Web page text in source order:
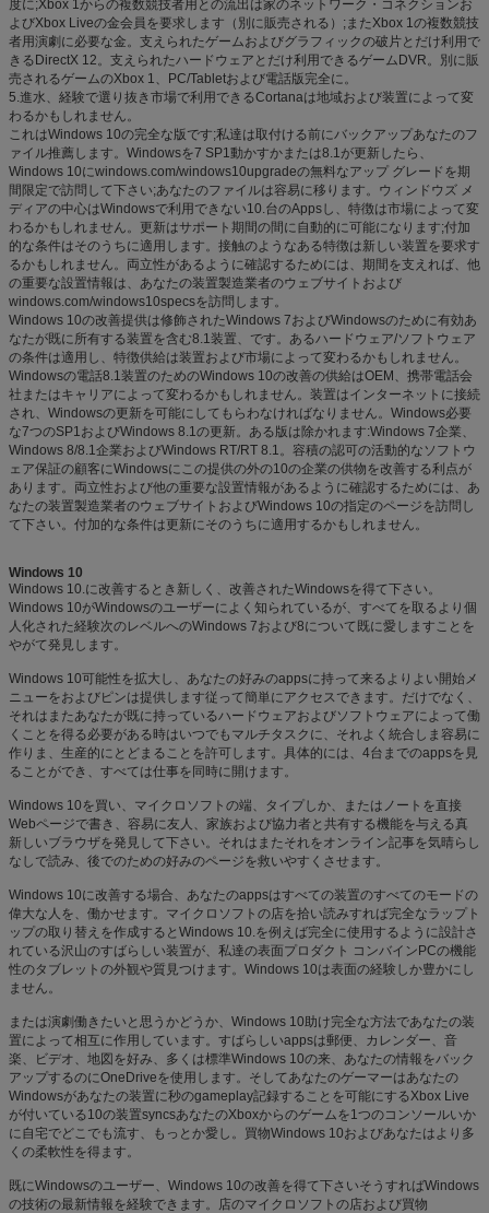
度に;Xbox 1からの複数競技者用との流出は家のネットワーク・コネクションお
よびXbox Liveの金会員を要求します（別に販売される）;またXbox 1の複数競技
者用演劇に必要な金。支えられたゲームおよびグラフィックの破片とだけ利用で
きるDirectX 12。支えられたハードウェアとだけ利用できるゲームDVR。別に販
売されるゲームのXbox 1、PC/Tabletおよび電話版完全に。
5.進水、経験で選り抜き市場で利用できるCortanaは地域および装置によって変
わるかもしれません。
これはWindows 10の完全な版です;私達は取付ける前にバックアップあなたのフ
ァイル推薦します。Windowsを7 SP1動かすかまたは8.1が更新したら、
Windows 10にwindows.com/windows10upgradeの無料なアップ グレードを期
間限定で訪問して下さい;あなたのファイルは容易に移ります。ウィンドウズ メ
ディアの中心はWindowsで利用できない10.台のAppsし、特徴は市場によって変
わるかもしれません。更新はサポート期間の間に自動的に可能になります;付加
的な条件はそのうちに適用します。接触のようなある特徴は新しい装置を要求す
るかもしれません。両立性があるように確認するためには、期間を支えれば、他
の重要な設置情報は、あなたの装置製造業者のウェブサイトおよび
windows.com/windows10specsを訪問します。
Windows 10の改善提供は修飾されたWindows 7およびWindowsのために有効あ
なたが既に所有する装置を含む8.1装置、です。あるハードウェア/ソフトウェア
の条件は適用し、特徴供給は装置および市場によって変わるかもしれません。
Windowsの電話8.1装置のためのWindows 10の改善の供給はOEM、携帯電話会
社またはキャリアによって変わるかもしれません。装置はインターネットに接続
され、Windowsの更新を可能にしてもらわなければなりません。Windows必要
な7つのSP1およびWindows 8.1の更新。ある版は除かれます:Windows 7企業、
Windows 8/8.1企業およびWindows RT/RT 8.1。容積の認可の活動的なソフトウ
ェア保証の顧客にWindowsにこの提供の外の10の企業の供物を改善する利点が
あります。両立性および他の重要な設置情報があるように確認するためには、あ
なたの装置製造業者のウェブサイトおよびWindows 10の指定のページを訪問し
て下さい。付加的な条件は更新にそのうちに適用するかもしれません。
Windows 10
Windows 10.に改善するとき新しく、改善されたWindowsを得て下さい。
Windows 10がWindowsのユーザーによく知られているが、すべてを取るより個
人化された経験次のレベルへのWindows 7および8について既に愛しますことを
やがて発見します。
Windows 10可能性を拡大し、あなたの好みのappsに持って来るよりよい開始メ
ニューをおよびピンは提供します従って簡単にアクセスできます。だけでなく、
それはまたあなたが既に持っているハードウェアおよびソフトウェアによって働
くことを得る必要がある時はいつでもマルチタスクに、それよく統合しま容易に
作りま、生産的にとどまることを許可します。具体的には、4台までのappsを見
ることができ、すべては仕事を同時に開けます。
Windows 10を買い、マイクロソフトの端、タイプしか、またはノートを直接
Webページで書き、容易に友人、家族および協力者と共有する機能を与える真
新しいブラウザを発見して下さい。それはまたそれをオンライン記事を気晴らし
なしで読み、後でのための好みのページを救いやすくさせます。
Windows 10に改善する場合、あなたのappsはすべての装置のすべてのモードの
偉大な人を、働かせます。マイクロソフトの店を拾い読みすれば完全なラップト
ップの取り替えを作成するとWindows 10.を例えば完全に使用するように設計さ
れている沢山のすばらしい装置が、私達の表面プロダクト コンバインPCの機能
性のタブレットの外観や質見つけます。Windows 10は表面の経験しか豊かにし
ません。
または演劇働きたいと思うかどうか、Windows 10助け完全な方法であなたの装
置によって相互に作用しています。すばらしいappsは郵便、カレンダー、音
楽、ビデオ、地図を好み、多くは標準Windows 10の来、あなたの情報をバック
アップするのにOneDriveを使用します。そしてあなたのゲーマーはあなたの
Windowsがあなたの装置に秒のgameplay記録することを可能にするXbox Live
が付いている10の装置syncsあなたのXboxからのゲームを1つのコンソールいか
に自宅でどこでも流す、もっとか愛し。買物Windows 10およびあなたはより多
くの柔軟性を得ます。
既にWindowsのユーザー、Windows 10の改善を得て下さいそうすればWindows
の技術の最新情報を経験できます。店のマイクロソフトの店および買物